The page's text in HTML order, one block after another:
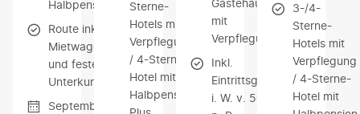
Halbpension
Route inkl.
Mietwagen
und fester
Unterkunft
September
Sterne-
Hotels mit
Verpflegung
/ 4-Sterne-
Hotel mit
Halbpension
mit
Verpflegung
Inkl.
Eintrittsgelder
i. W. v. 50 €
3-/4-
Sterne-
Hotels mit
Verpflegung
/ 4-Sterne-
Hotel mit